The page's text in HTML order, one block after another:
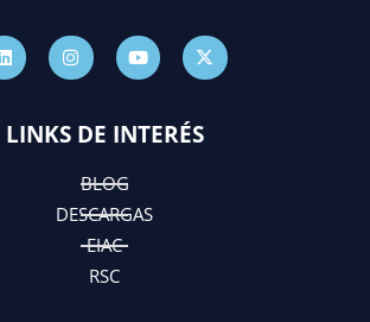
L
i
n
k
I
n
s
t
r
m
Y
o
u
t
e
X
-
t
w
t
LINKS DE INTERÉS
BLOG
DESCARGAS
EIAC
RSC